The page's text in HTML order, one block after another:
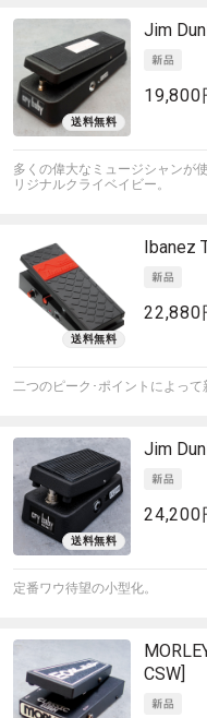
Jim
19,800
多くの偉大なミュージシャンが
リジナルクライベイビー。
Ibanez
22,880
二つのピーク･ポイントによって
Jim
24,200
定番ワウ待望の小型化。
CSW]